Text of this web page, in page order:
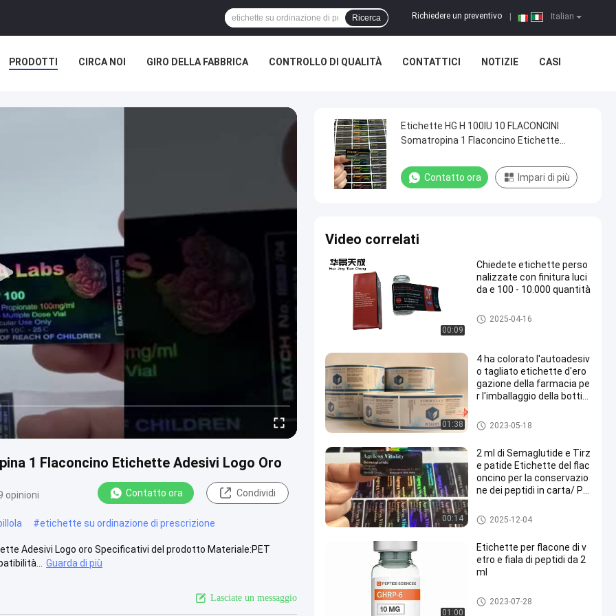
Italian
Richiedere un preventivo
Ricerca
PRODOTTI CIRCA NOI GIRO DELLA FABBRICA CONTROLLO DI QUALITÀ CONTATTICI NOTIZIE CASI
1 Flaconcino Etichette Adesivi Logo Oro
opinioni Contatto ora Condividi
#etichette su ordinazione di prescrizione
Adesivi Logo oro Specificativi del prodotto Materiale:PET
Guarda di più
Lasciate un messaggio
Etichette HG H 100IU 10 FLACONCINI
Somatropina 1 Flaconcino Etichette
Contatto ora Impari di più
Video correlati
00:09
Chiedete etichette perso
nalizzate con finitura luci
da e 100 - 10.000 quantità
etichette su ordinazione della
fiala
2025-04-16
01:38
4 ha colorato l'autoadesiv
o tagliato etichette d'ero
gazione della farmacia pe
r l'imballaggio della bottigl
etichette su ordinazione della
fiala
2023-05-18
00:14
2 ml di Semaglutide e Tirz
e patide Etichette del flac
oncino per la conservazio
ne dei peptidi in carta/ PE
etichette su ordinazione della
fiala
2025-12-04
01:00
Etichette per flacone di v
etro e fiala di peptidi da 2
ml
etichette su ordinazione della
fiala
2023-07-28